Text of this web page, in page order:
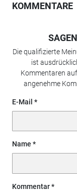
KOMMENTARE
Die qualifizierte
ist
Kommentaren
angenehme
E-Mail
Name
Kommentar